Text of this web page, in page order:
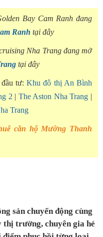
Bay Cam Ranh đang
Ranh tại đây
Nha Trang đang mở
tại đây
đầu tư:Khu đô thị An Bình
2 | The Aston Nha Trang |
Trang
căn hộ Mường Thanh
sản chuyển động cùng
thị trường, chuyên gia hé